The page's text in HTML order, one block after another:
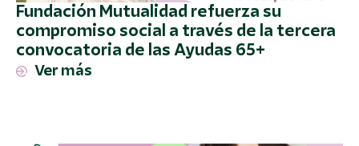
Fundación Mutualidad refuerza su
compromiso social a través de la tercera
convocatoria de las Ayudas 65+
Ver más